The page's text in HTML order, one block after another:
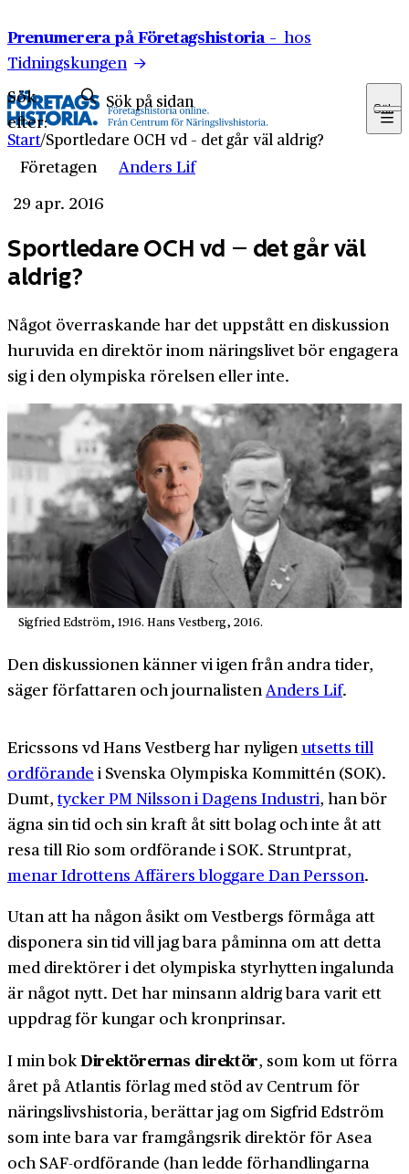
Prenumerera på Företagshistoria – hos
Tidningskungen
Sök
efter:
Sök
Start/Sportledare OCH vd – det går väl aldrig?
Företagen
Anders Lif
29 apr. 2016
Sportledare OCH vd – det går väl
aldrig?
Något överraskande har det uppstått en diskussion
huruvida en direktör inom näringslivet bör engagera
sig i den olympiska rörelsen eller inte.
Sigfried Edström, 1916. Hans Vestberg, 2016.
Den diskussionen känner vi igen från andra tider,
säger författaren och journalisten Anders Lif.
Ericssons vd Hans Vestberg har nyligen utsetts till
ordförande i Svenska Olympiska Kommittén (SOK).
Dumt,tycker PM Nilsson i Dagens Industri, han bör
ägna sin tid och sin kraft åt sitt bolag och inte åt att
resa till Rio som ordförande i SOK. Struntprat,
menar Idrottens Affärers bloggare Dan Persson.
Utan att ha någon åsikt om Vestbergs förmåga att
disponera sin tid vill jag bara påminna om att detta
med direktörer i det olympiska styrhytten ingalunda
är något nytt. Det har minsann aldrig bara varit ett
uppdrag för kungar och kronprinsar.
I min bokDirektörernas direktör, som kom ut förra
året på Atlantis förlag med stöd av Centrum för
näringslivshistoria, berättar jag om Sigfrid Edström
som inte bara var framgångsrik direktör för Asea
och SAF-ordförande (han ledde förhandlingarna